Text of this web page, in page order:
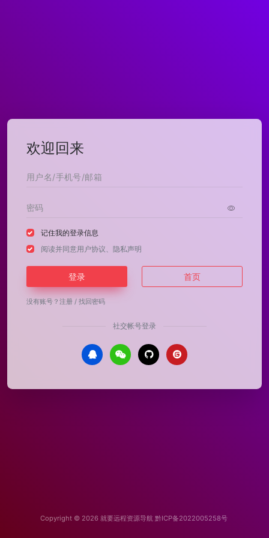
欢迎回来
记住我的登录信息
阅读并同意用户协议、 隐私声明
登录 首页
没有账号？ 注册 / 找回密码
社交帐号登录
Copyright © 2026 就要远程资源导航 黔ICP备2022005258号